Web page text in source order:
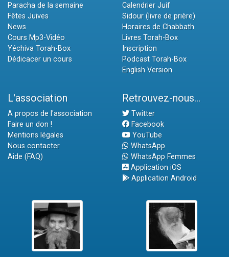
Paracha de la semaine
Fêtes Juives
News
Cours Mp3-Vidéo
Yéchiva Torah-Box
Dédicacer un cours
Calendrier Juif
Sidour (livre de prière)
Horaires de Chabbath
Livres Torah-Box
Inscription
Podcast Torah-Box
English Version
L'association
A propos de l'association
Faire un don !
Mentions légales
Nous contacter
Aide (FAQ)
Retrouvez-nous...
Twitter
Facebook
YouTube
WhatsApp
WhatsApp Femmes
Application iOS
Application Android